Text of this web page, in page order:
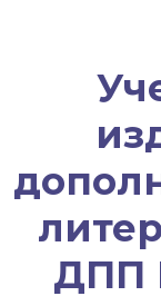
ДПП